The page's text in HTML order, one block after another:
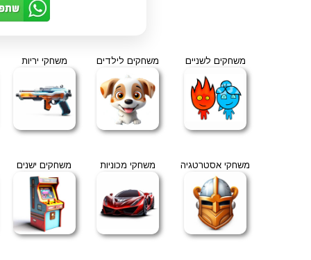
משחקים לשניים משחקים לילדים משחקי יריות
משחקי אסטרטגיה משחקי מכוניות משחקים ישנים